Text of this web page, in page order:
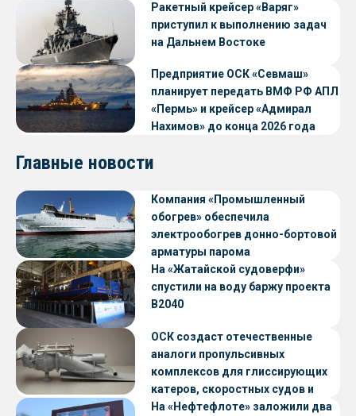
Ракетный крейсер «Варяг»
приступил к выполнению задач
на Дальнем Востоке
Предприятие ОСК «Севмаш»
планирует передать ВМФ РФ АПЛ
«Пермь» и крейсер «Адмирал
Нахимов» до конца 2026 года
Главные новости
Компания «Промышленный
обогрев» обеспечила
электрообогрев донно-бортовой
арматуры парома
«Петропавловск» проекта CNF22
На «Жатайской судоверфи»
спустили на воду баржу проекта
В2040
ОСК создаст отечественные
аналоги пропульсивных
комплексов для глиссирующих
катеров, скоростных судов и
судов с малой осадкой
На «Нефтефлоте» заложили два